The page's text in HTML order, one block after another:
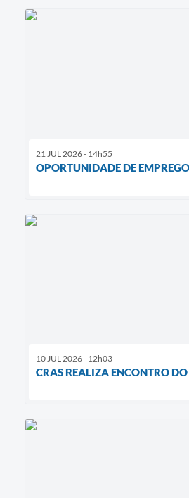
21 JUL 2026 - 14h55
OPORTUNIDADE DE
10 JUL 2026 - 12h03
CRAS REALIZA ENCONTRO